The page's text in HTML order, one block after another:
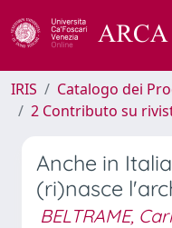
IRIS
Catalogo dei
2 Contributo su
Anche in
(ri)nasce
BELTRAME,